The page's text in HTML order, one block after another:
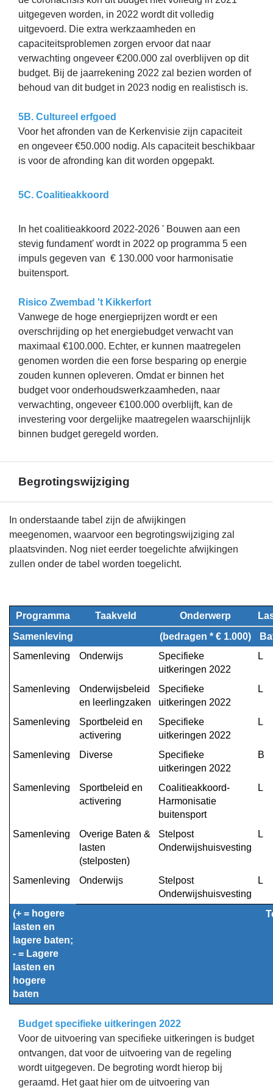
uitgegeven worden, in 2022 wordt dit volledig
uitgevoerd. Die extra werkzaamheden en
capaciteitsproblemen zorgen ervoor dat naar
verwachting ongeveer €200.000 zal overblijven op dit
budget. Bij de jaarrekening 2022 zal bezien worden of
behoud van dit budget in 2023 nodig en realistisch is.
5B. Cultureel erfgoed
Voor het afronden van de Kerkenvisie zijn capaciteit
en ongeveer €50.000 nodig. Als capaciteit beschikbaar
is voor de afronding kan dit worden opgepakt.
5C. Coalitieakkoord
In het coalitieakkoord 2022-2026 ' Bouwen aan een
stevig fundament' wordt in 2022 op programma 5 een
impuls gegeven van € 130.000 voor harmonisatie
buitensport.
Risico Zwembad 't Kikkerfort
Vanwege de hoge energieprijzen wordt er een
overschrijding op het energiebudget verwacht van
maximaal €100.000. Echter, er kunnen maatregelen
genomen worden die een forse besparing op energie
zouden kunnen opleveren. Omdat er binnen het
budget voor onderhoudswerkzaamheden, naar
verwachting, ongeveer €100.000 overblijft, kan de
investering voor dergelijke maatregelen waarschijnlijk
binnen budget geregeld worden.
Begrotingswijziging
Terug
naar
navigatie
Samenleving
Begrotingswijziging
In onderstaande tabel zijn de afwijkingen
meegenomen, waarvoor een begrotingswijziging zal
plaatsvinden. Nog niet eerder toegelichte afwijkingen
zullen onder de tabel worden toegelicht.
Programma Taakveld Onderwerp
Samenleving
(bedragen * € 1.000)
Samenleving
Onderwijs
Specifieke
uitkeringen 2022
L
Samenleving
Onderwijsbeleid
en leerlingzaken
Specifieke
uitkeringen 2022
L
Samenleving
Sportbeleid en
activering
Specifieke
uitkeringen 2022
L
Samenleving Diverse
Specifieke
uitkeringen 2022
B
Samenleving
Sportbeleid en
activering
Coalitieakkoord-
Harmonisatie
buitensport
L
Samenleving
Overige Baten &
lasten
(stelposten)
Stelpost
Onderwijshuisvesting
L
Samenleving Onderwijs
Stelpost
Onderwijshuisvesting
L
(+ = hogere
lasten en
lagere baten;
- = Lagere
lasten en
hogere
baten
Budget specifieke uitkeringen 2022
Voor de uitvoering van specifieke uitkeringen is budget
ontvangen, dat voor de uitvoering van de regeling
wordt uitgegeven. De begroting wordt hierop bij
geraamd. Het gaat hier om de uitvoering van